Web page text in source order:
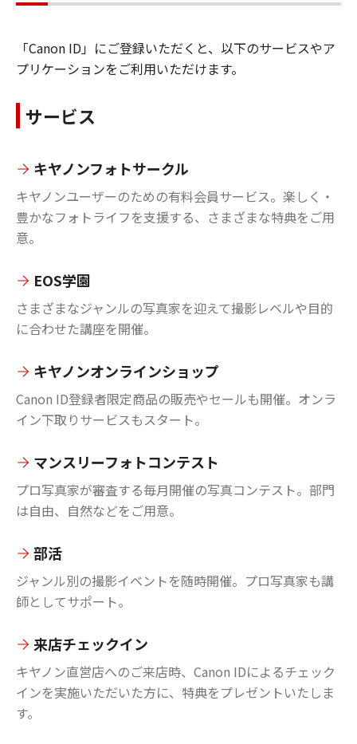
「Canon ID」にご登録いただくと、以下のサービスやア
プリケーションをご利用いただけます。
サービス
キヤノンフォトサークル
キヤノンユーザーのための有料会員サービス。楽しく・
豊かなフォトライフを支援する、さまざまな特典をご用
意。
EOS学園
さまざまなジャンルの写真家を迎えて撮影レベルや目的
に合わせた講座を開催。
キヤノンオンラインショップ
Canon ID登録者限定商品の販売やセールも開催。オンラ
イン下取りサービスもスタート。
マンスリーフォトコンテスト
プロ写真家が審査する毎月開催の写真コンテスト。部門
は自由、自然などをご用意。
部活
ジャンル別の撮影イベントを随時開催。プロ写真家も講
師としてサポート。
来店チェックイン
キヤノン直営店へのご来店時、Canon IDによるチェック
インを実施いただいた方に、特典をプレゼントいたしま
す。